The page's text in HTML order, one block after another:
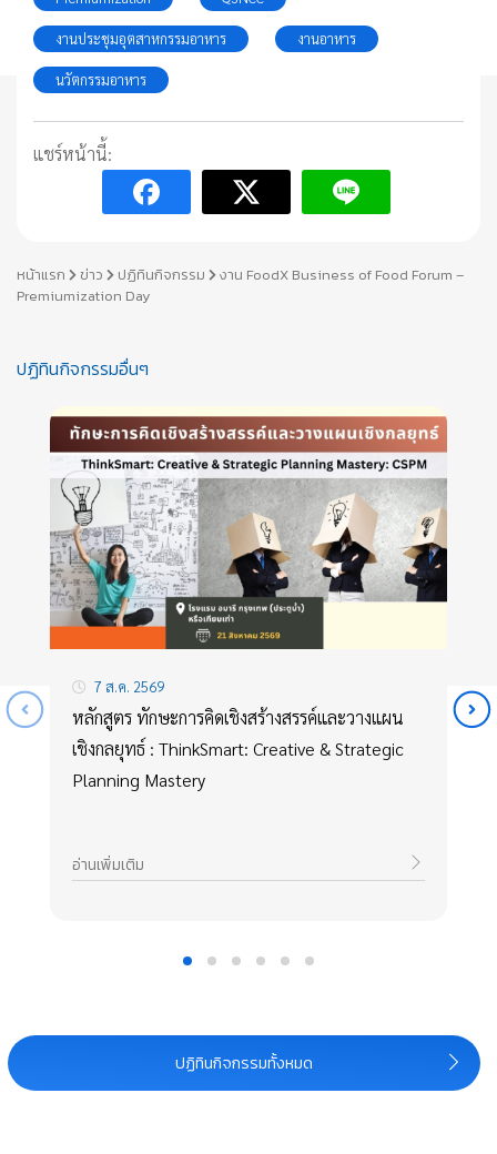
งานประชุมอุตสาหกรรมอาหาร งานอาหาร
นวัตกรรมอาหาร
แชร์หน้านี้:
หน้าแรก ข่าว ปฏิทินกิจกรรม
งาน FoodX Business of Food Forum –
Premiumization Day
ปฏิทินกิจกรรมอื่นๆ
7 ส.ค. 2569
หลักสูตร ทักษะการคิดเชิงสร้างสรรค์และวางแผน
เชิงกลยุทธ์ : ThinkSmart: Creative & Strategic
Planning Mastery
อ่านเพิ่มเติม
ปฏิทินกิจกรรมทั้งหมด